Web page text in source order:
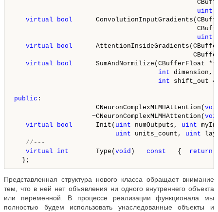
                                               uint
virtual
bool
                                               uint
virtual
bool
virtual
bool SumAndNormilize(CBufferFloat
                                     int
dimension,
                                     int
shift_out
public :
CNeuronComplexMLMHAttention(
~CNeuronComplexMLMHAttention(
virtual
bool Init( uint numOutputs, uint
                          uint
units_count, uint
//---
virtual
int Type( void ) const { return
Представленная структура нового класса обращает внимание
тем, что в ней нет объявления ни одного внутреннего объекта
или переменной. В процессе реализации функционала мы
полностью будем использовать унаследованные объекты и